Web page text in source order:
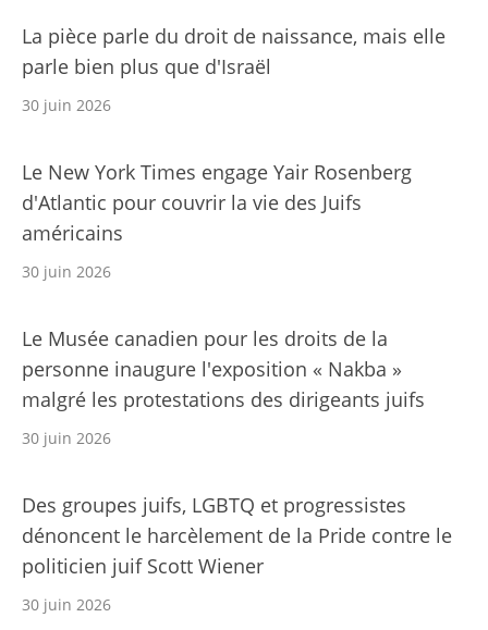
La pièce parle du droit de naissance, mais elle
parle bien plus que d'Israël
30 juin 2026
Le New York Times engage Yair Rosenberg
d'Atlantic pour couvrir la vie des Juifs
américains
30 juin 2026
Le Musée canadien pour les droits de la
personne inaugure l'exposition « Nakba »
malgré les protestations des dirigeants juifs
30 juin 2026
Des groupes juifs, LGBTQ et progressistes
dénoncent le harcèlement de la Pride contre le
politicien juif Scott Wiener
30 juin 2026